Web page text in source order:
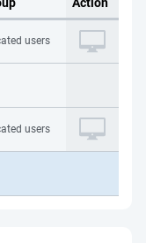
users
users